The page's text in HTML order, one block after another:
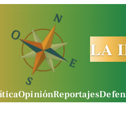
LA
OpiniónReportajes